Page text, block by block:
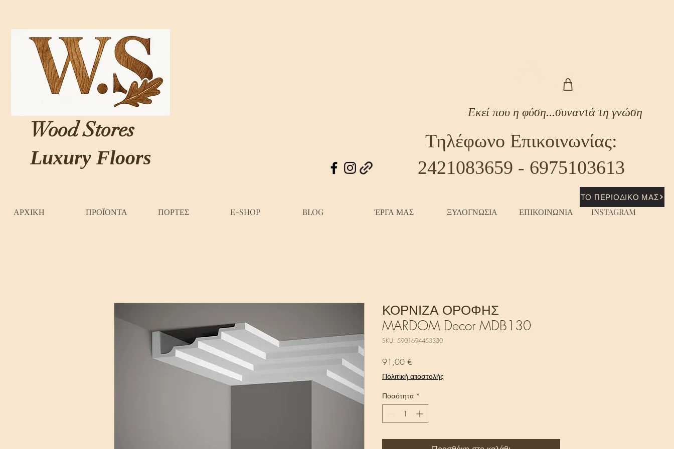
Wood Stores
Luxury Floors
Εκεί που η φύση...συναντά τη γνώση
ΤΟ ΠΕΡΙΟΔΙΚΟ ΜΑΣ
Τηλέφωνο Επικοινωνίας:
2421083659 - 6975103613
ΑΡΧΙΚΗ ΠΡΟΪΟΝΤΑ ΠΟΡΤΕΣ E-SHOP BLOG ΈΡΓΑ ΜΑΣ ΞΥΛΟΓΝΩΣΙΑ ΕΠΙΚΟΙΝΩΝΙΑ INSTAGRAM
ΚΟΡΝΙΖΑ ΟΡΟΦΗΣ
MARDOM Decor MDB130
SKU: 5901694453330
91,00 €
Πολιτική αποστολής
Ποσότητα *